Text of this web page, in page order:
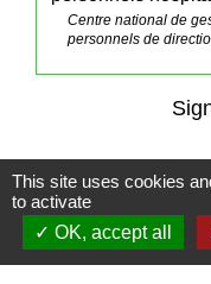
Centre national de
personnels de
Contact
This site uses cookies
to activate
OK, accept all